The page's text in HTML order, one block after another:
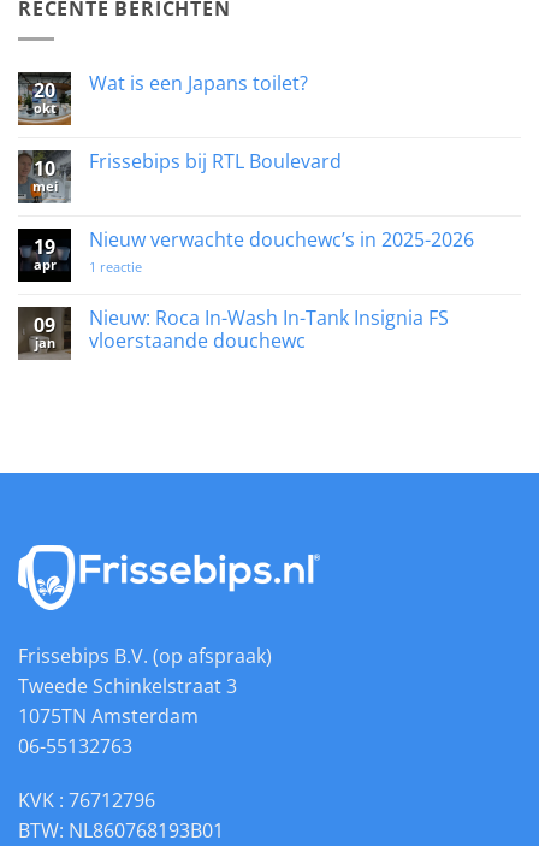
RECENTE BERICHTEN
20
okt
Wat is een Japans toilet?
Wat
is
10
mei
Frissebips bij RTL Boulevard
Frissebips
bij
RTL
19
apr
Nieuw verwachte douchewc’s in 2025-2026
1 reactieop
douchewc’s
in
2025-
09
jan
Nieuw: Roca In-Wash In-Tank Insignia FS
vloerstaande douchewc
In-
douchewc
Frissebips B.V. (op afspraak)
Tweede Schinkelstraat 3
1075TN Amsterdam
06-55132763
KVK : 76712796
BTW: NL860768193B01